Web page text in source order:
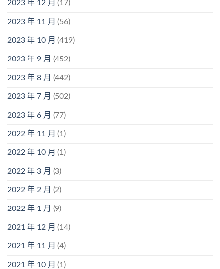
2023 年 12 月 (17)
2023 年 11 月 (56)
2023 年 10 月 (419)
2023 年 9 月 (452)
2023 年 8 月 (442)
2023 年 7 月 (502)
2023 年 6 月 (77)
2022 年 11 月 (1)
2022 年 10 月 (1)
2022 年 3 月 (3)
2022 年 2 月 (2)
2022 年 1 月 (9)
2021 年 12 月 (14)
2021 年 11 月 (4)
2021 年 10 月 (1)